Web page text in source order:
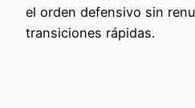
el orden defensivo sin
transiciones rápidas.